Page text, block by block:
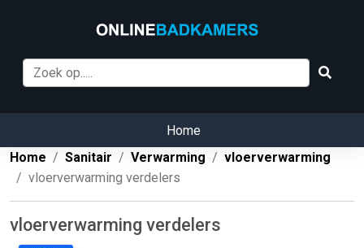
Home
Home
Sanitair Verwarming
vloerverwarming
vloerverwarming verdelers
vloerverwarming verdelers